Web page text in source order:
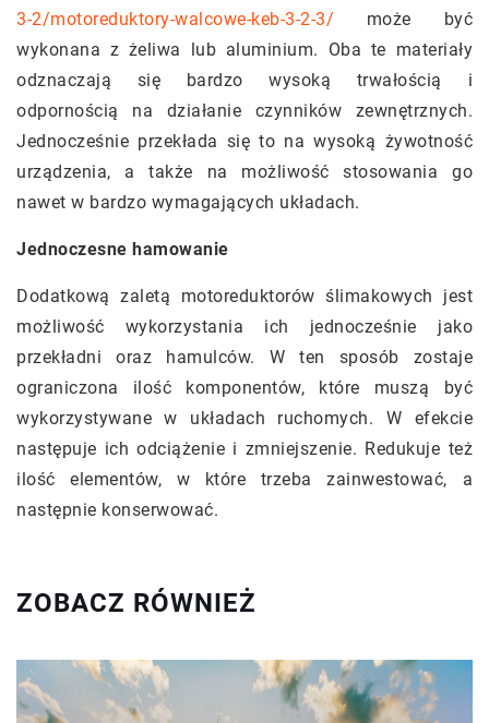
3-2/motoreduktory-walcowe-keb-3-2-3/ może być
wykonana z żeliwa lub aluminium. Oba te materiały
odznaczają się bardzo wysoką trwałością i
odpornością na działanie czynników zewnętrznych.
Jednocześnie przekłada się to na wysoką żywotność
urządzenia, a także na możliwość stosowania go
nawet w bardzo wymagających układach.
Jednoczesne hamowanie
Dodatkową zaletą motoreduktorów ślimakowych jest
możliwość wykorzystania ich jednocześnie jako
przekładni oraz hamulców. W ten sposób zostaje
ograniczona ilość komponentów, które muszą być
wykorzystywane w układach ruchomych. W efekcie
następuje ich odciążenie i zmniejszenie. Redukuje też
ilość elementów, w które trzeba zainwestować, a
następnie konserwować.
ZOBACZ RÓWNIEŻ